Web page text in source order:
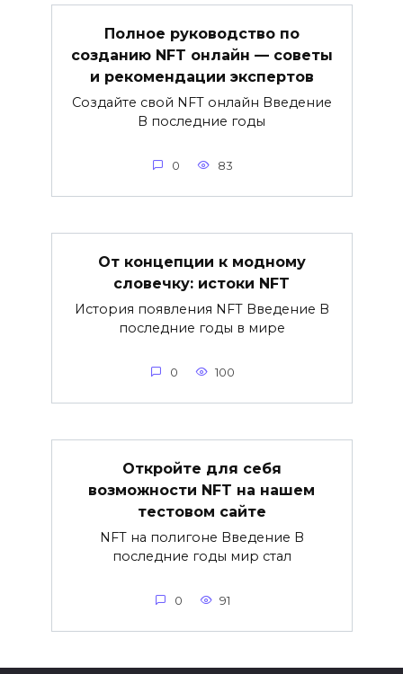
Полное руководство по
созданию NFT онлайн — советы
и рекомендации экспертов
Создайте свой NFT онлайн Введение
В последние годы
0 83
От концепции к модному
словечку: истоки NFT
История появления NFT Введение В
последние годы в мире
0 100
Откройте для себя
возможности NFT на нашем
тестовом сайте
NFT на полигоне Введение В
последние годы мир стал
0 91